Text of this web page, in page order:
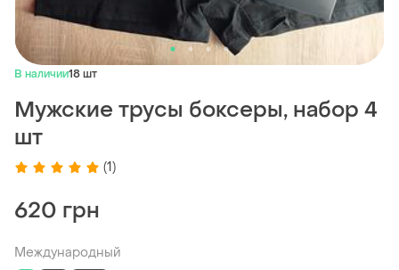
В наличии18 шт
Мужские трусы боксеры, набор 4
шт
(1)
620 грн
Международный